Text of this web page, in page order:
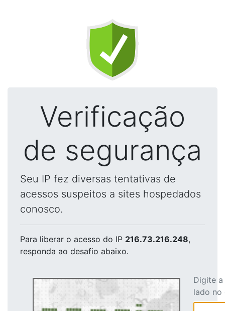
Verificação
de segurança
Seu IP fez diversas tentativas de
acessos suspeitos a sites hospedados
conosco.
Para liberar o acesso do IP 216.73.216.248,
responda ao desafio abaixo.
Digite
lado no